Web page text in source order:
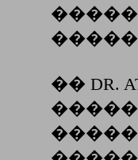
�� DR.